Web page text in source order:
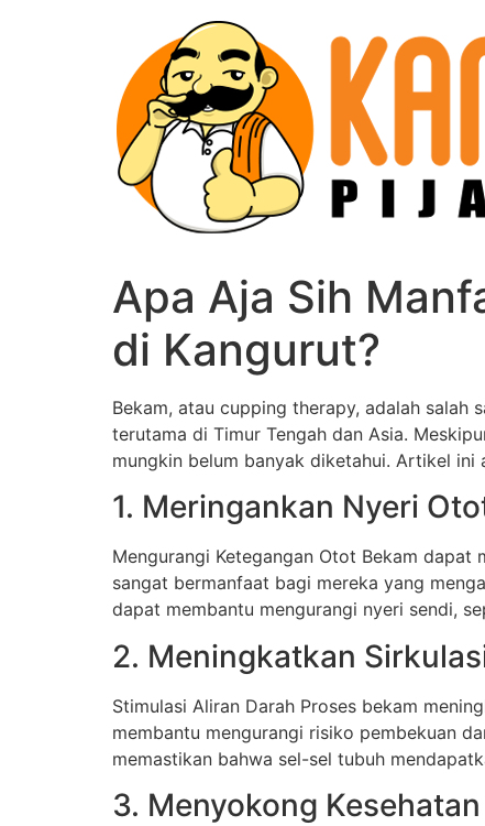
Apa Aja Sih
di Kangurut?
Bekam, atau cupping therapy, adalah
terutama di Timur Tengah dan Asia.
mungkin belum banyak diketahui. Artikel ini
1. Meringankan Nyeri
Mengurangi Ketegangan Otot Bekam
sangat bermanfaat bagi mereka yang
dapat membantu mengurangi nyeri sendi,
2. Meningkatkan
Stimulasi Aliran Darah Proses bekam
membantu mengurangi risiko pembekuan
memastikan bahwa sel-sel tubuh
3. Menyokong